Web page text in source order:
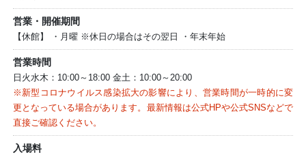
営業・開催期間
【休館】 ・月曜 ※休日の場合はその翌日 ・年末年始
営業時間
日火水木：10:00～18:00 金土：10:00～20:00
※新型コロナウイルス感染拡大の影響により、営業時間が一時的に変
更となっている場合があります。最新情報は公式HPや公式SNSなどで
直接ご確認ください。
入場料